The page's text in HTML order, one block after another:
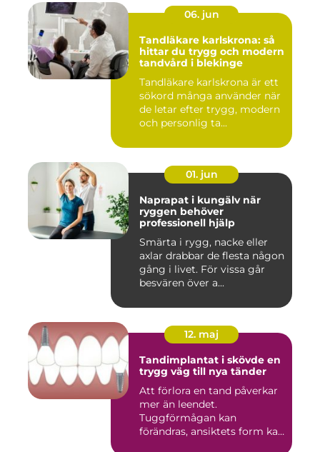
06. jun
Tandläkare karlskrona: så
hittar du trygg och modern
tandvård i blekinge
Tandläkare karlskrona är ett
sökord många använder när
de letar efter trygg, modern
och personlig ta...
01. jun
Naprapat i kungälv när
ryggen behöver
professionell hjälp
Smärta i rygg, nacke eller
axlar drabbar de flesta någon
gång i livet. För vissa går
besvären över a...
12. maj
Tandimplantat i skövde en
trygg väg till nya tänder
Att förlora en tand påverkar
mer än leendet.
Tuggförmågan kan
förändras, ansiktets form kan